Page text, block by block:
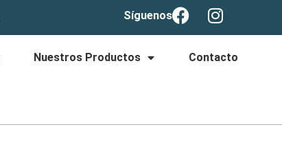
Síguenos
Nuestros Productos Contacto